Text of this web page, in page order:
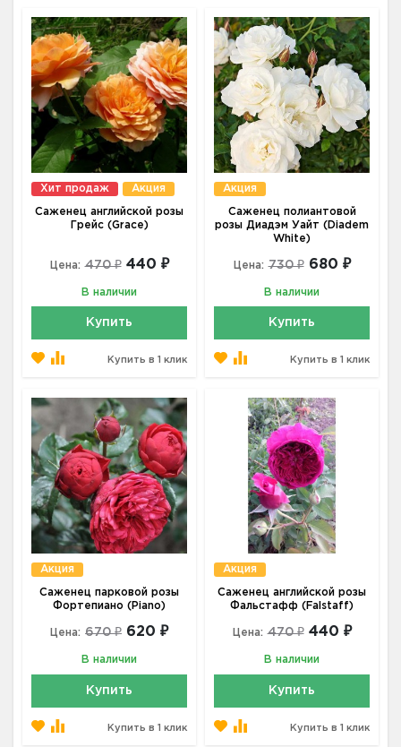
Хит продаж Акция
Саженец английской розы
Грейс (Grace)
Цена: 470 ₽ 440 ₽
В наличии
Купить
Купить в 1 клик
Акция
Саженец полиантовой
розы Диадэм Уайт (Diadem
White)
Цена: 730 ₽ 680 ₽
В наличии
Купить
Купить в 1 клик
Акция
Саженец парковой розы
Фортепиано (Piano)
Цена: 670 ₽ 620 ₽
В наличии
Купить
Купить в 1 клик
Акция
Саженец английской розы
Фальстафф (Falstaff)
Цена: 470 ₽ 440 ₽
В наличии
Купить
Купить в 1 клик